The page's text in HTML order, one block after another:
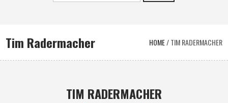
Tim Radermacher HOME/TIM RADERMACHER
TIM RADERMACHER